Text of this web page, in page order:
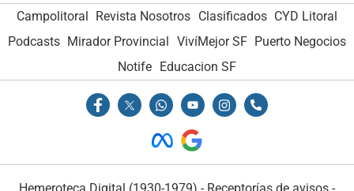
Campolitoral Revista Nosotros Clasificados CYD Litoral
Podcasts Mirador Provincial VivíMejor SF Puerto Negocios
Notife Educacion SF
Hemeroteca Digital (1930-1979) - Receptorías de avisos -